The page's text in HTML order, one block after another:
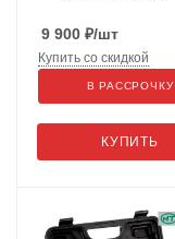
9 900 ₽/шт
КУПИТЬ
Купить со скидкой
В РАССРОЧКУ